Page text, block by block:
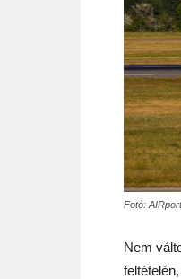
Fotó:
Nem